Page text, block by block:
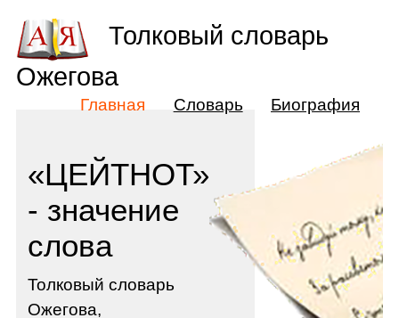
«ЦЕЙТНОТ»
- значение
слова
Толковый словарь
Ожегова,
Толковый словарь
Ожегова
Главная Словарь Биография